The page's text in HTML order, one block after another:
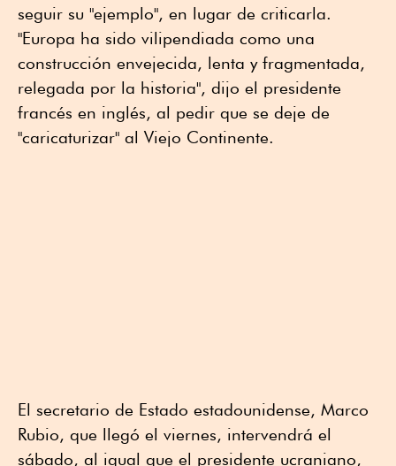
seguir su "ejemplo", en lugar de criticarla.
"Europa ha sido vilipendiada como una
construcción envejecida, lenta y fragmentada,
relegada por la historia", dijo el presidente
francés en inglés, al pedir que se deje de
"caricaturizar" al Viejo Continente.
El secretario de Estado estadounidense, Marco
Rubio, que llegó el viernes, intervendrá el
sábado, al igual que el presidente ucraniano,